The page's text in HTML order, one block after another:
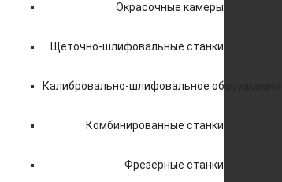
Окрасочные камеры
Щеточно-шлифовальные станки
Калибровально-шлифовальное оборудование
Комбинированные станки
Фрезерные станки